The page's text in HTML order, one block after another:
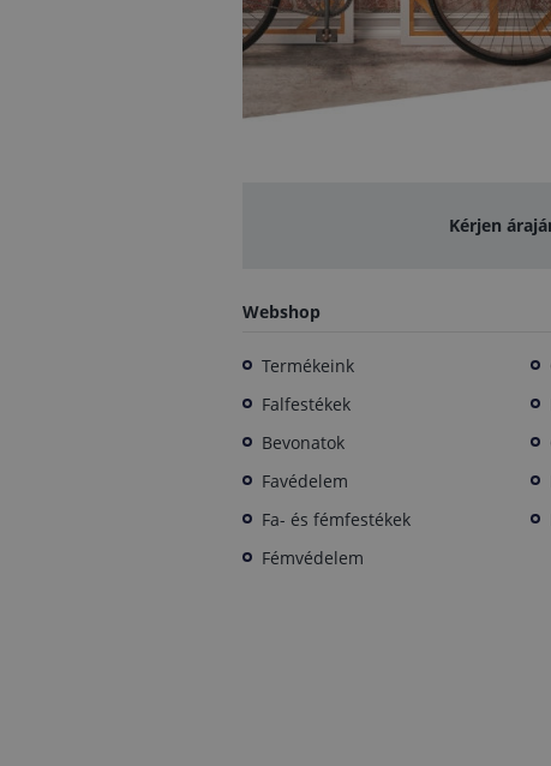
Kérjen
Webshop
Termékeink
Falfestékek
Bevonatok
Favédelem
Fa- és fémfestékek
Fémvédelem